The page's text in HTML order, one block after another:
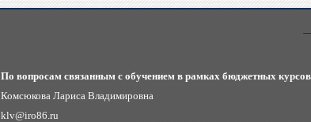
По вопросам связанным с обучением в рамках бюджетных
Комсюкова Лариса Владимировна
klv@iro86.ru